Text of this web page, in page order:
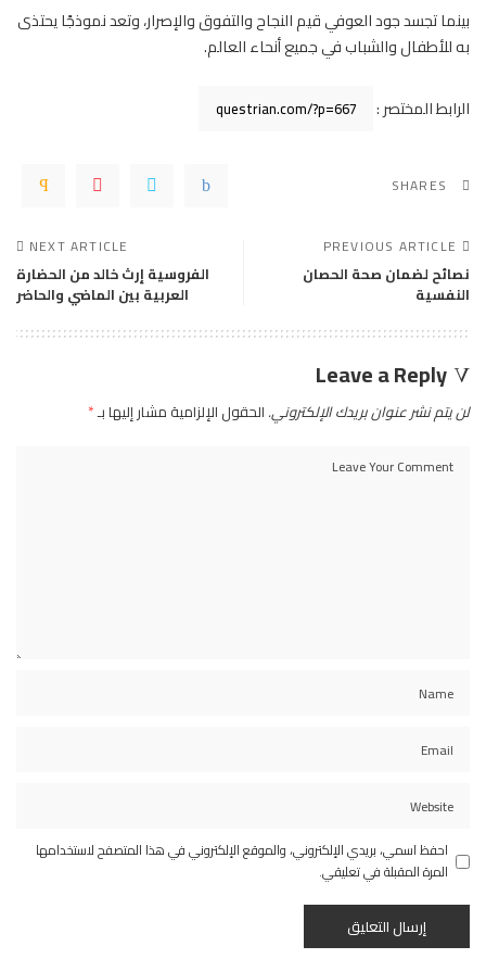
بينما تجسد جود العوفي قيم النجاح والتفوق والإصرار، وتعد نموذجًا يحتذى
به للأطفال والشباب في جميع أنحاءالعالم.
الرابط المختصر :
SHARES
PREVIOUS ARTICLE
نصائح لضمان صحة الحصان
النفسية
NEXT ARTICLE
الفروسية إرث خالد من الحضارة
العربية بين الماضي والحاضر
Leave a Reply
لن يتم نشر عنوان بريدك الإلكتروني. الحقول الإلزامية مشار إليها بـ*
احفظ اسمي، بريدي الإلكتروني، والموقع الإلكتروني في هذا المتصفح لاستخدامها
المرة المقبلة في تعليقي.